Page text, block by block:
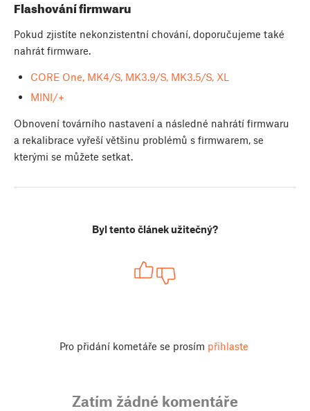
Flashování firmwaru
Pokud zjistíte nekonzistentní chování, doporučujeme také
nahrát firmware.
CORE One, MK4/S, MK3.9/S, MK3.5/S, XL
MINI/+
Obnovení továrního nastavení a následné nahrátí firmwaru
a rekalibrace vyřeší většinu problémů s firmwarem, se
kterými se můžete setkat.
Byl tento článek užitečný?
Pro přidání kometáře se prosím přihlaste
Zatím žádné komentáře